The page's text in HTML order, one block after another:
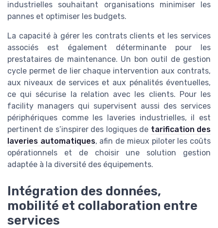
industrielles souhaitant organisations minimiser les
pannes et optimiser les budgets.
La capacité à gérer les contrats clients et les services
associés est également déterminante pour les
prestataires de maintenance. Un bon outil de gestion
cycle permet de lier chaque intervention aux contrats,
aux niveaux de services et aux pénalités éventuelles,
ce qui sécurise la relation avec les clients. Pour les
facility managers qui supervisent aussi des services
périphériques comme les laveries industrielles, il est
pertinent de s’inspirer des logiques de tarification des
laveries automatiques, afin de mieux piloter les coûts
opérationnels et de choisir une solution gestion
adaptée à la diversité des équipements.
Intégration des données,
mobilité et collaboration entre
services